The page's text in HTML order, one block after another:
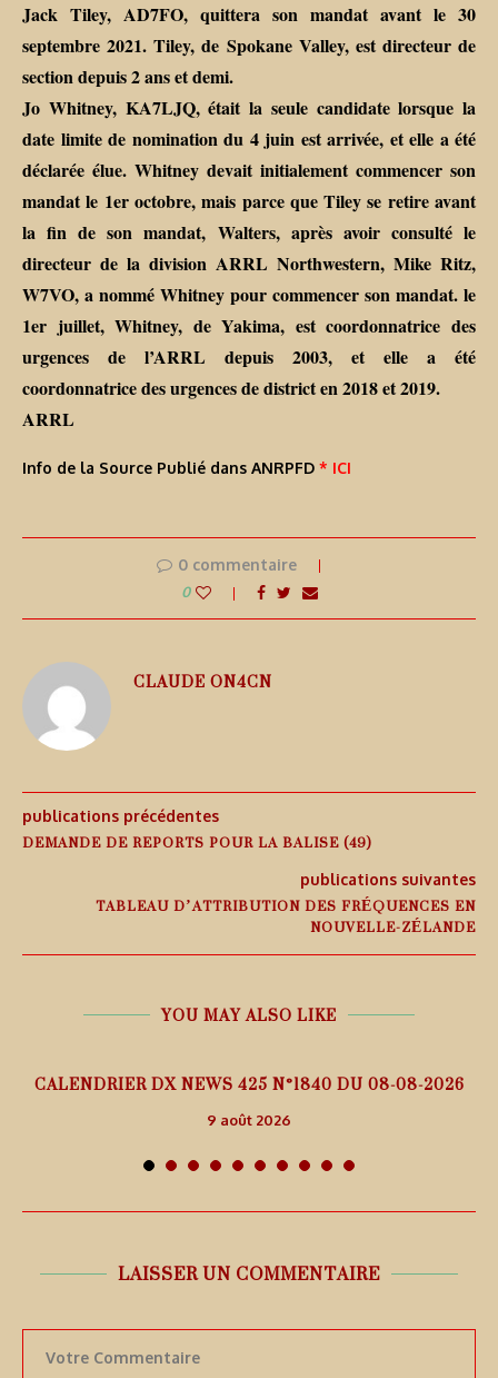
Jack Tiley, AD7FO, quittera son mandat avant le 30
septembre 2021. Tiley, de Spokane Valley, est directeur de
section depuis 2 ans et demi.
Jo Whitney, KA7LJQ, était la seule candidate lorsque la
date limite de nomination du 4 juin est arrivée, et elle a été
déclarée élue. Whitney devait initialement commencer son
mandat le 1er octobre, mais parce que Tiley se retire avant
la fin de son mandat, Walters, après avoir consulté le
directeur de la division ARRL Northwestern, Mike Ritz,
W7VO, a nommé Whitney pour commencer son mandat. le
1er juillet, Whitney, de Yakima, est coordonnatrice des
urgences de l’ARRL depuis 2003, et elle a été
coordonnatrice des urgences de district en 2018 et 2019.
ARRL
Info de la Source Publié dans ANRPFD * ICI
0 commentaire
0
CLAUDE ON4CN
publications précédentes
DEMANDE DE REPORTS POUR LA BALISE (49)
publications suivantes
TABLEAU D’ATTRIBUTION DES FRÉQUENCES EN
NOUVELLE-ZÉLANDE
YOU MAY ALSO LIKE
CALENDRIER DX NEWS 425 N°1840 DU 08-08-2026
9 août 2026
LAISSER UN COMMENTAIRE